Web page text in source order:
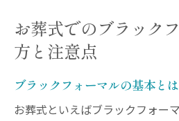
お葬式でのブラック
方と注意点
ブラックフォーマルの基本とは
お葬式といえばブラックフォー